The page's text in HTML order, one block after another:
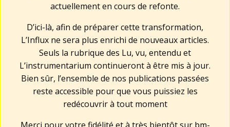
actuellement en cours de refonte.
D’ici-là, afin de préparer cette transformation,
L’Influx ne sera plus enrichi de nouveaux articles.
Seuls la rubrique des Lu, vu, entendu et
L’instrumentarium continueront à être mis à jour.
Bien sûr, l’ensemble de nos publications passées
reste accessible pour que vous puissiez les
redécouvrir à tout moment